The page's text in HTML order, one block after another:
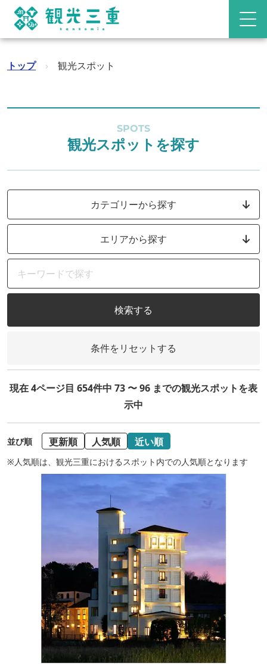
トップ › 観光スポット
SPOTS
観光スポットを探す
カテゴリーから探す
エリアから探す
検索する
条件をリセットする
現在 4ページ目 654件中 73 〜 96 までの観光スポットを表
示中
並び順 更新順 人気順 近い順
※人気順は、観光三重におけるスポット内での人気順となります